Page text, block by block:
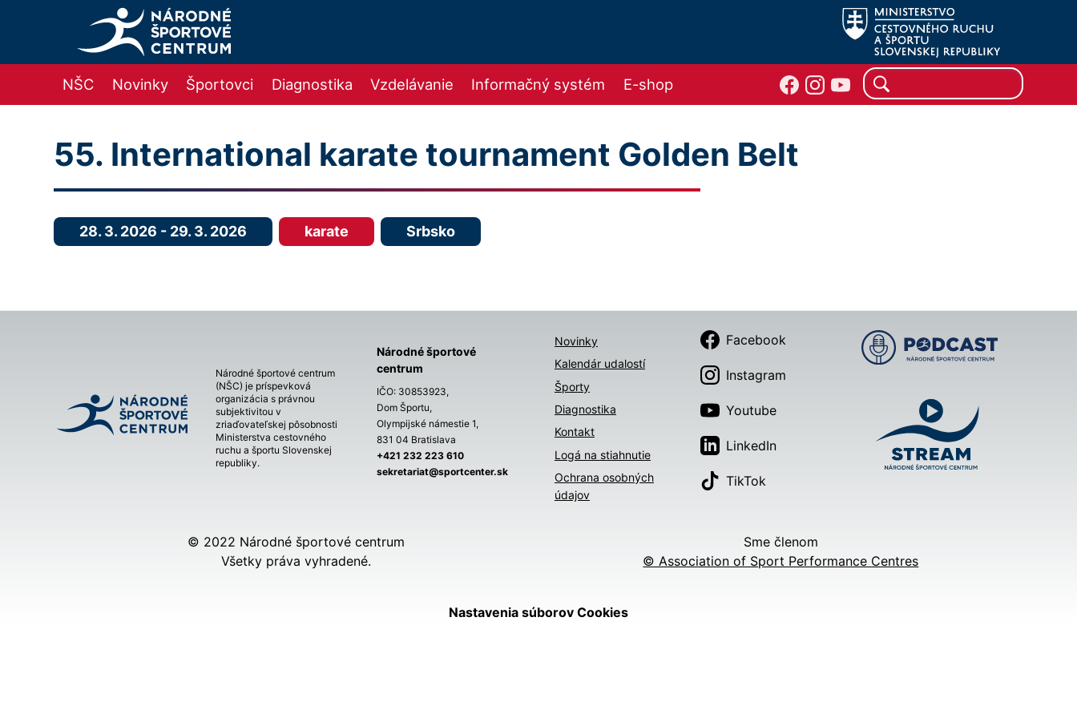
NŠC Novinky Športovci Diagnostika Vzdelávanie Informačný systém E-shop
55. International karate tournament Golden Belt
28. 3. 2026 - 29. 3. 2026 karate Srbsko
Národné športové centrum
(NŠC) je príspevková
organizácia s právnou
subjektivitou v
zriaďovateľskej pôsobnosti
Ministerstva cestovného
ruchu a športu Slovenskej
republiky.
Národné športové
centrum
IČO: 30853923,
Dom Športu,
Olympijské námestie 1,
831 04 Bratislava
+421 232 223 610
sekretariat@sportcenter.sk
Novinky
Kalendár udalostí
Športy
Diagnostika
Kontakt
Logá na stiahnutie
Ochrana osobných
údajov
Facebook
Instagram
Youtube
LinkedIn
TikTok
© 2022 Národné športové centrum
Všetky práva vyhradené.
Sme členom
© Association of Sport Performance Centres
Nastavenia súborov Cookies